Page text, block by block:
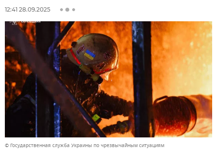
12:41 28.09.2025
© Государственная служба Украины по чрезвычайным ситуациям